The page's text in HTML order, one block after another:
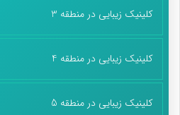
کلینیک زیبایی در منطقه 3
کلینیک زیبایی در منطقه 4
کلینیک زیبایی در منطقه 5